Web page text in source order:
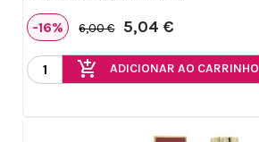
-16% 6,00 € 5,04 €
add_shopping_cart ADICIONAR AO CARRINHO